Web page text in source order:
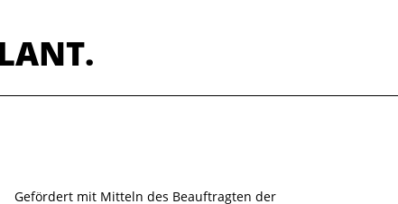
Gefördert mit Mitteln des Beauftragten der